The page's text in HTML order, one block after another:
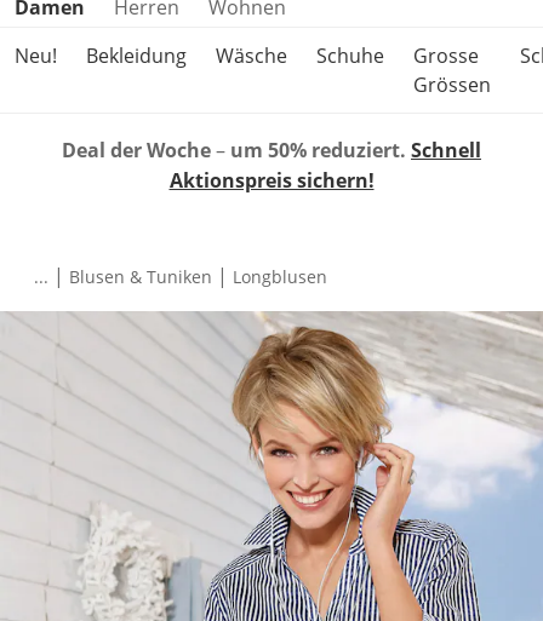
Damen Herren
Wohnen
Neu!
Bekleidung Wäsche Schuhe
Grosse
Grössen
Deal der Woche– um 50% reduziert. Schnell
Aktionspreis sichern!
... | Blusen & Tuniken | Longblusen